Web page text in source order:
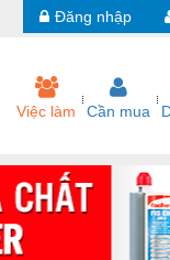
Đăng nhập
Việc làm Cần mua